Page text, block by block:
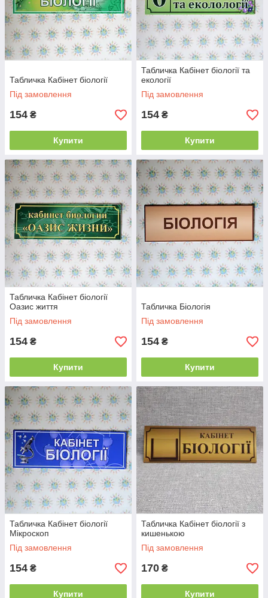
Табличка Кабінет біології
Під замовлення
154 ₴
Купити
Табличка Кабінет біології та
екології
Під замовлення
154 ₴
Купити
Табличка Кабінет біології
Оазис життя
Під замовлення
154 ₴
Купити
Табличка Біологія
Під замовлення
154 ₴
Купити
Табличка Кабінет біології
Мікроскоп
Під замовлення
154 ₴
Купити
Табличка Кабінет біології з
кишенькою
Під замовлення
170 ₴
Купити